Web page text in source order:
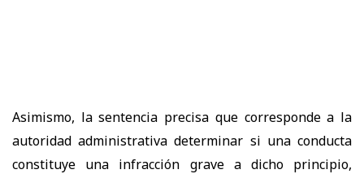
Asimismo, la sentencia precisa que corresponde a la
autoridad administrativa determinar si una conducta
constituye una infracción grave a dicho principio,